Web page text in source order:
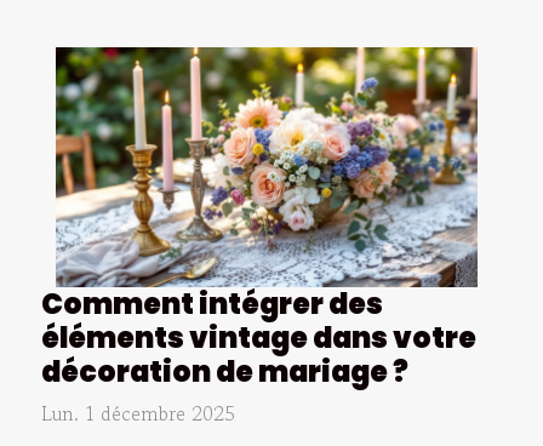
Comment intégrer des
éléments vintage dans votre
décoration de mariage ?
Lun. 1 décembre 2025